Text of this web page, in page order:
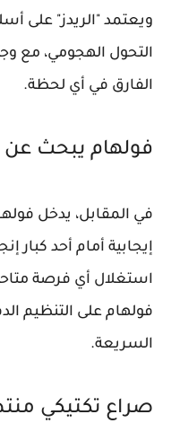
ويعتمد "الريدز" على
التحول الهجومي، مع
الفارق في أي لحظة.
فولهام يبحث عن
في المقابل، يدخل
إيجابية أمام أحد كبار
استغلال أي فرصة
فولهام على التنظيم
السريعة.
صراع تكتيكي